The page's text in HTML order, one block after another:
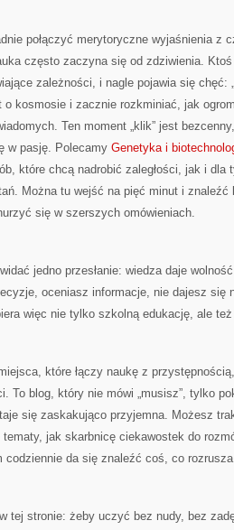
połączyć merytoryczne wyjaśnienia z
często zaczyna się od zdziwienia.
zależności, i nagle pojawia się chęć:
o kosmosie i zacznie rozkminiać, jak
Ten moment „klik” jest
w pasję. Polecamy Genetyka i
które chcą nadrobić zaległości, jak i
Można tu wejść na pięć minut i
się w szerszych omówieniach.
jedno przesłanie: wiedza daje
oceniasz informacje, nie dajesz się
więc nie tylko szkolną edukację, ale
które łączy naukę z
To blog, który nie mówi „musisz”, tylko
się zaskakująco przyjemna. Możesz
jak skarbnicę ciekawostek do
codziennie da się znaleźć coś, co
w tej stronie: żeby uczyć bez nudy, bez